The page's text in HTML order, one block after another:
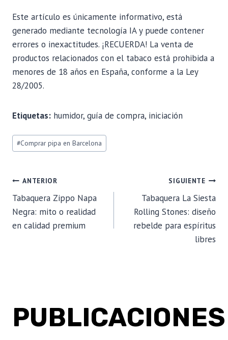
Este artículo es únicamente informativo, está
generado mediante tecnología IA y puede contener
errores o inexactitudes. ¡RECUERDA! La venta de
productos relacionados con el tabaco está prohibida a
menores de 18 años en España, conforme a la Ley
28/2005.
Etiquetas: humidor, guía de compra, iniciación
Etiquetas
de
entrada:
#Comprar pipa en Barcelona
NAVEGACIÓN
DE
ENTRADAS
ANTERIOR
Tabaquera Zippo Napa
Negra: mito o realidad
en calidad premium
SIGUIENTE
Tabaquera La Siesta
Rolling Stones: diseño
rebelde para espíritus
libres
PUBLICACIONES